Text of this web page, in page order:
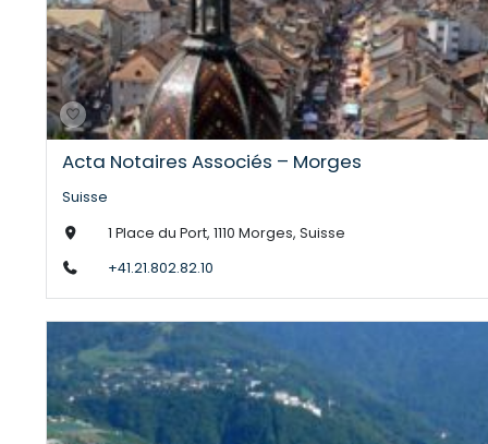
Acta Notaires Associés – Morges
Suisse
1 Place du Port, 1110 Morges, Suisse
+41.21.802.82.10